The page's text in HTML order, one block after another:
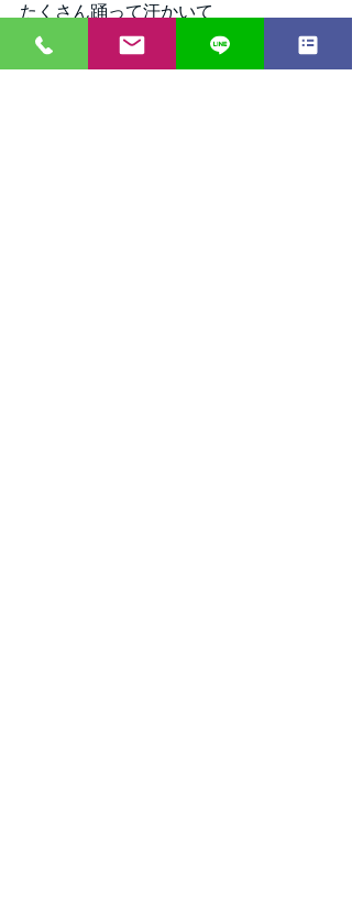
たくさん踊って汗かいて
ウィルスをぶっ飛ばしましょう〜！！